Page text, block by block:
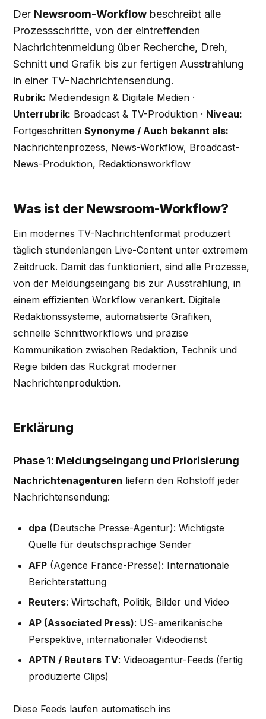
Der Newsroom-Workflow beschreibt alle
Prozessschritte, von der eintreffenden
Nachrichtenmeldung über Recherche, Dreh,
Schnitt und Grafik bis zur fertigen Ausstrahlung
in einer TV-Nachrichtensendung.
Rubrik: Mediendesign & Digitale Medien ·
Unterrubrik: Broadcast & TV-Produktion · Niveau:
FortgeschrittenSynonyme / Auch bekannt als:
Nachrichtenprozess, News-Workflow, Broadcast-
News-Produktion, Redaktionsworkflow
Was ist der Newsroom-Workflow?
Ein modernes TV-Nachrichtenformat produziert
täglich stundenlangen Live-Content unter extremem
Zeitdruck. Damit das funktioniert, sind alle Prozesse,
von der Meldungseingang bis zur Ausstrahlung, in
einem effizienten Workflow verankert. Digitale
Redaktionssysteme, automatisierte Grafiken,
schnelle Schnittworkflows und präzise
Kommunikation zwischen Redaktion, Technik und
Regie bilden das Rückgrat moderner
Nachrichtenproduktion.
Erklärung
Phase 1: Meldungseingang und Priorisierung
Nachrichtenagenturen liefern den Rohstoff jeder
Nachrichtensendung:
dpa (Deutsche Presse-Agentur): Wichtigste
Quelle für deutschsprachige Sender
AFP(Agence France-Presse): Internationale
Berichterstattung
Reuters: Wirtschaft, Politik, Bilder und Video
AP (Associated Press): US-amerikanische
Perspektive, internationaler Videodienst
APTN / Reuters TV: Videoagentur-Feeds (fertig
produzierte Clips)
Diese Feeds laufen automatisch ins